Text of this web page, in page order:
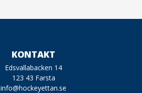
KONTAKT
Edsvallabacken 14
123 43 Farsta
info@hockeyettan.se